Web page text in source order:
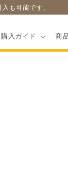
も可能です。
購入ガイド 商